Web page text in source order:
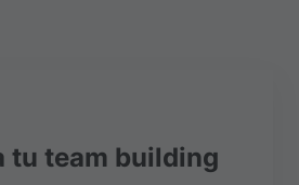
tu team building